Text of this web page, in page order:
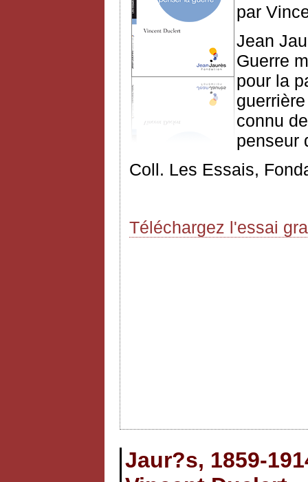
par
Jean
Guerre
pour la
connu
penseur
Coll. Les Essais,
Téléchargez l'essai
Jaur?s, 1859-